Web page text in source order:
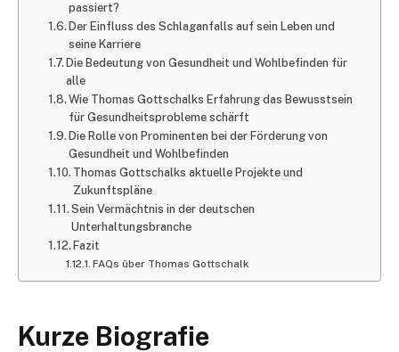
passiert?
Der Einfluss des Schlaganfalls auf sein Leben und
seine Karriere
Die Bedeutung von Gesundheit und Wohlbefinden für
alle
Wie Thomas Gottschalks Erfahrung das Bewusstsein
für Gesundheitsprobleme schärft
Die Rolle von Prominenten bei der Förderung von
Gesundheit und Wohlbefinden
Thomas Gottschalks aktuelle Projekte und
Zukunftspläne
Sein Vermächtnis in der deutschen
Unterhaltungsbranche
Fazit
FAQs über Thomas Gottschalk
Kurze Biografie